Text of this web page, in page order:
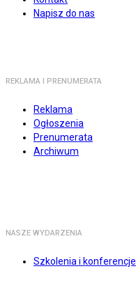
Napisz do nas
REKLAMA I PRENUMERATA
Reklama
Ogłoszenia
Prenumerata
Archiwum
NASZE WYDARZENIA
Szkolenia i konferencje